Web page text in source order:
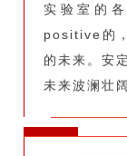
实验室的
positive的
的未来。安
未来波澜壮